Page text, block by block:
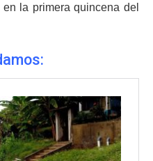
la primera quincena del